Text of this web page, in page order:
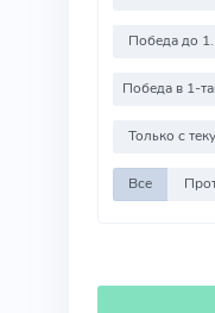
Победа до
Победа в 1-
Только с
Все